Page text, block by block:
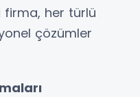
firma, her türlü
çözümler